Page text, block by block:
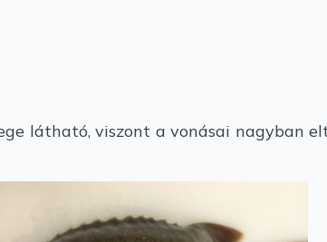
látható, viszont a vonásai nagyban